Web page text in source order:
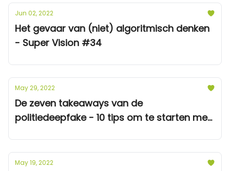
Jun 02, 2022
Het gevaar van (niet) algoritmisch denken
- Super Vision #34
May 29, 2022
De zeven takeaways van de
politiedeepfake - 10 tips om te starten met
May 19, 2022